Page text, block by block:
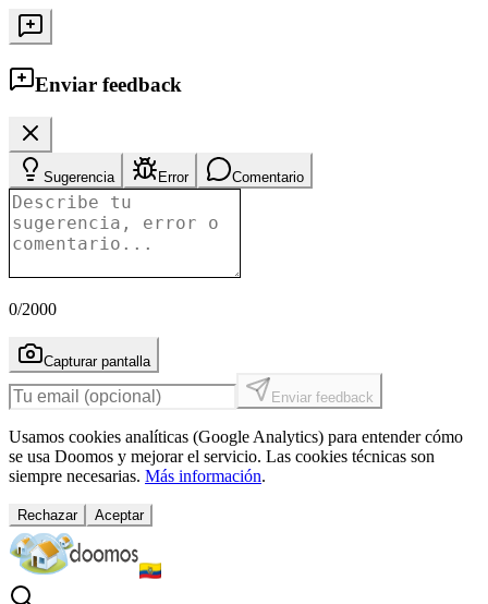
Enviar feedback
Sugerencia Error Comentario
0/2000
Capturar pantalla
Enviar feedback
Usamos cookies analíticas (Google Analytics) para entender cómo
se usa Doomos y mejorar el servicio. Las cookies técnicas son
siempre necesarias. Más información.
Rechazar Aceptar